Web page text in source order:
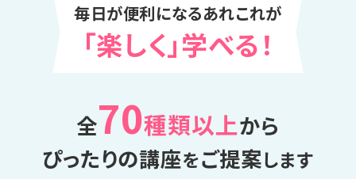
毎日が便利になるあれこれが
「楽しく」学べる！
全70種類以上から
ぴったりの講座をご提案します